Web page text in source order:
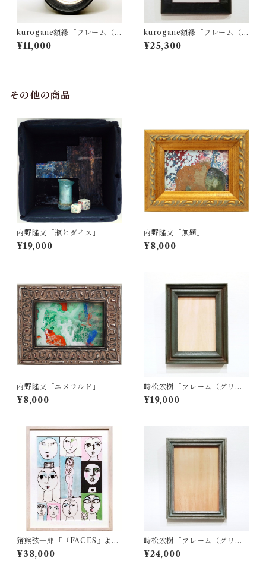
kurogane額縁「フレーム（ブ
ラックゴールド・オーバ
ル）」
¥11,000
kurogane額縁「フレーム（ブ
ラック・L＆B6サイズマッ
ト）」
¥25,300
その他の商品
内野隆文「瓶とダイス」
¥19,000
内野隆文「無題」
¥8,000
内野隆文「エメラルド」
¥8,000
時松宏樹「フレーム（グリー
ン・A5サイズ）」
¥19,000
猪熊弦一郎「『FACES』よ
り スケッチブック 19」
¥38,000
時松宏樹「フレーム（グリー
ングレー・A4サイズ）」
¥24,000